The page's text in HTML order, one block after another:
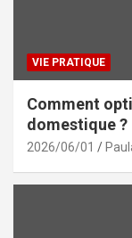
VIE PRATIQUE
Comment
domestique ?
2026/06/01